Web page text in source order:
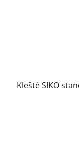
Kleště SIKO